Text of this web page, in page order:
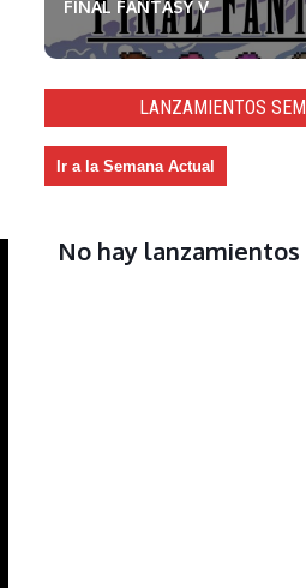
FINAL FANTASY V
LANZAMIENTOS
Ir a la Semana Actual
No hay